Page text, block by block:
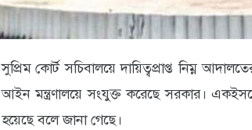
সুপ্রিম কোর্ট সচিবালয়ে দায়িত্বপ্রাপ্ত নিম্ন
আইন মন্ত্রণালয়ে সংযুক্ত করেছে সরকার।
হয়েছে বলে জানা গেছে।